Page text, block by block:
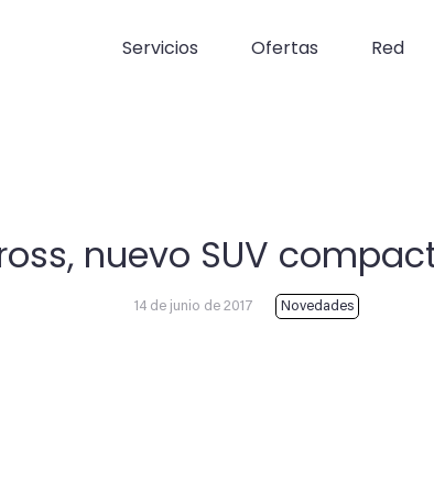
Servicios Ofertas Red
nuevo SUV
14 de junio de 2017 Novedades